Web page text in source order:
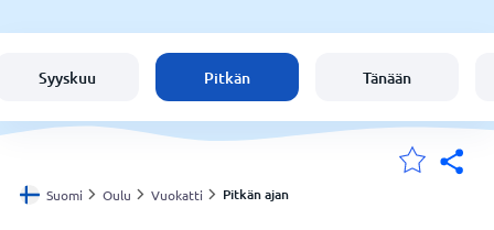
Sijaintini
Koti
Syyskuu Pitkän Tänään
Suomi Oulu Vuokatti Pitkän ajan